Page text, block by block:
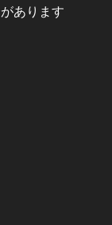
あります